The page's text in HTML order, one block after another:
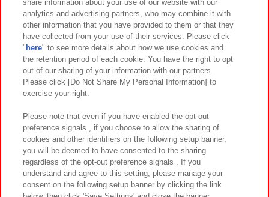
関連会社 サステナビリティ サイトポリシー
プライバシーポリシー ウェブアクセシビリティ方針と検証結果
お取引先さまとともに
カスタマーハラスメント対応方針 よくあるご質問・お問い合わせ
share information about your use of our website with our
analytics and advertising partners, who may combine it with
other information that you have provided to them or that they
have collected from your use of their services. Please click
" here" to see more details about how we use cookies and
the retention period of each cookie. You have the right to opt
out of our sharing of your information with our partners.
Please click [Do Not Share My Personal Information] to
exercise your right.
Please note that even if you have enabled the opt-out
preference signals , if you choose to allow the sharing of
cookies and other identifiers on the following setup banner,
you will be deemed to have consented to the sharing
regardless of the opt-out preference signals . If you
understand and agree to this setting, please manage your
consent on the following setup banner by clicking the link